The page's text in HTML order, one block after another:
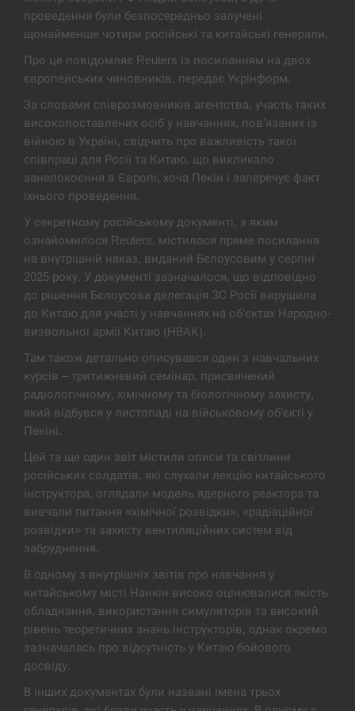
14:53
Экс-послу в США Стефанишиной вручили новое
подозрение и избирают меру…
СЕРПЕНЬ
У Росії розгортається ракетний підрозділ КНДР –
Reuters
СЕРПЕНЬ
Поставки ракет для ПВО сократились втрое,
14:10
У Румунії затоплять чотири баржі для
збільшення потоку води до…
СЕРПЕНЬ
13:53
В Москве пожаловались на “кратный рост” атак
дронов Украины
СЕРПЕНЬ
13:40
Біля українського літака в аеропорту Лейпцига
виявили дрон, ймовірно, з…
СЕРПЕНЬ
“Они должны быть уничтожены”: в МИДе
ответили, как отреагируют на…
СЕРПЕНЬ
13:10
Тайвань проводить найбільші військові
навчання на тлі загрози вторгнення з…
СЕРПЕНЬ
проведення були безпосередньо залучені
щонайменше чотири російські та китайські генерали.
Про це повідомляє Reuters із посиланням на двох
європейських чиновників, передає Укрінформ.
За словами співрозмовників агентства, участь таких
високопоставлених осіб у навчаннях, пов’язаних із
війною в Україні, свідчить про важливість такої
співпраці для Росії та Китаю, що викликало
занепокоєння в Європі, хоча Пекін і заперечує факт
їхнього проведення.
У секретному російському документі, з яким
ознайомилося Reuters, містилося пряме посилання
на внутрішній наказ, виданий Бєлоусовим у серпні
2025 року. У документі зазначалося, що відповідно
до рішення Бєлоусова делегація ЗС Росії вирушила
до Китаю для участі у навчаннях на об’єктах Народно-
визвольної армії Китаю (НВАК).
Там також детально описувався один з навчальних
курсів – тритижневий семінар, присвячений
радіологічному, хімічному та біологічному захисту,
який відбувся у листопаді на військовому об’єкті у
Пекіні.
Цей та ще один звіт містили описи та світлини
російських солдатів, які слухали лекцію китайського
інструктора, оглядали модель ядерного реактора та
вивчали питання «хімічної розвідки», «радіаційної
розвідки» та захисту вентиляційних систем від
забруднення.
В одному з внутрішніх звітів про навчання у
китайському місті Нанкін високо оцінювалися якість
обладнання, використання симуляторів та високий
рівень теоретичних знань інструкторів, однак окремо
зазначалась про відсутність у Китаю бойового
досвіду.
В інших документах були названі імена трьох